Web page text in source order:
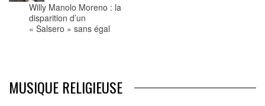
Willy Manolo Moreno : la
disparition d’un
« Salsero » sans égal
MUSIQUE RELIGIEUSE